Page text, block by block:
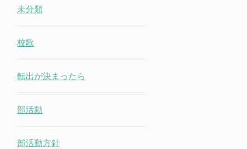
未分類
校歌
転出が決まったら
部活動
部活動方針